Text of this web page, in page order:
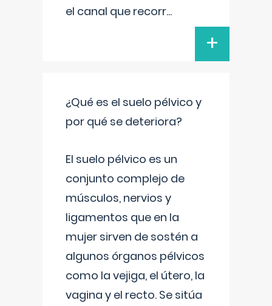
el canal que recorr...
+
¿Qué es el suelo pélvico y
por qué se deteriora?
El suelo pélvico es un
conjunto complejo de
músculos, nervios y
ligamentos que en la
mujer sirven de sostén a
algunos órganos pélvicos
como la vejiga, el útero, la
vagina y el recto. Se sitúa